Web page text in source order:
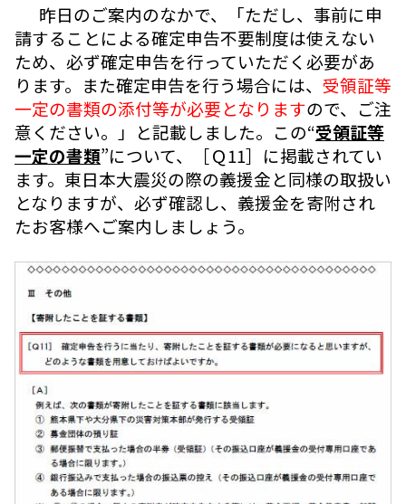
昨日のご案内のなかで、「ただし、事前に申
請することによる確定申告不要制度は使えない
ため、必ず確定申告を行っていただく必要があ
ります。また確定申告を行う場合には、 受領証等
一定の書類の添付等が必要となりますので、ご注
意ください。」と記載しました。この“受領証等
一定の書類”について、［Ｑ11］に掲載されてい
ます。東日本大震災の際の義援金と同様の取扱い
となりますが、必ず確認し、義援金を寄附され
たお客様へご案内しましょう。